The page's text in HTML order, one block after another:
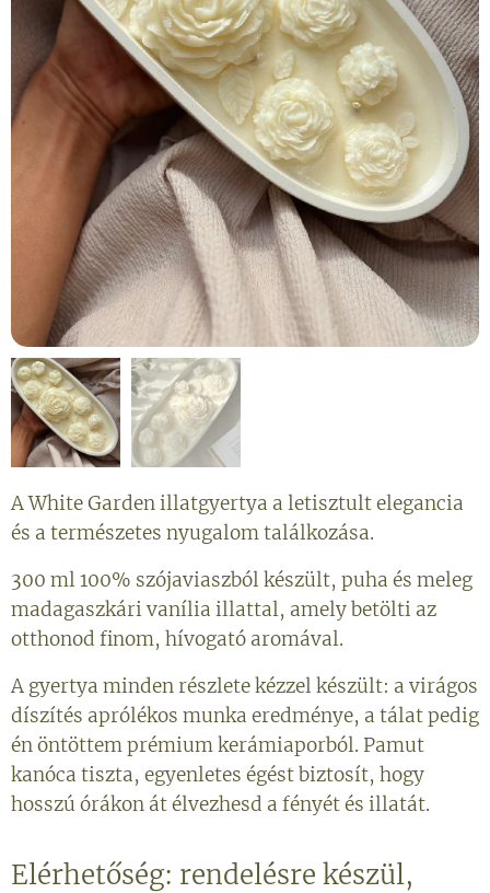
A White Garden illatgyertya a letisztult elegancia
és a természetes nyugalom találkozása.
300 ml 100% szójaviaszból készült, puha és meleg
madagaszkári vanília illattal, amely betölti az
otthonod finom, hívogató aromával.
A gyertya minden részlete kézzel készült: a virágos
díszítés aprólékos munka eredménye, a tálat pedig
én öntöttem prémium kerámiaporból. Pamut
kanóca tiszta, egyenletes égést biztosít, hogy
hosszú órákon át élvezhesd a fényét és illatát.
Elérhetőség: rendelésre készül,